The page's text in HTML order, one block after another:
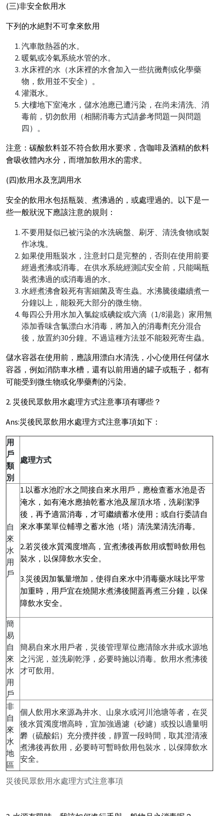
(三)非安全飲用水
下列的水絕對不可拿來飲用
汽車散熱器的水。
暖氣或冷氣系統水管的水。
水床裡的水（水床裡的水會加入一些抗黴劑或化學藥
物，飲用並不安全）。
灌溉水。
大樓地下室淹水，儲水池應已遭污染，在尚未清洗、消
毒前，切勿飲用（相關消毒方式請參考問題一與問題
四）。
注意：碳酸飲料並不符合飲用水要求，含咖啡及酒精的飲料
會吸收體內水分，而增加飲用水的需求。
(四)飲用水及烹調用水
安全的飲用水包括瓶裝、煮沸過的，或處理過的。以下是一
些一般狀況下應該注意的規則：
不要用疑似已被污染的水洗碗盤、刷牙、清洗食物或製
作冰塊。
如果使用瓶裝水，注意封口是完整的，否則在使用前要
經過煮沸或消毒。在供水系統經測試安全前，只能喝瓶
裝煮沸過的或消毒過的水。
水經煮沸會殺死有害細菌及寄生蟲。水沸騰後繼續煮一
分鐘以上，能殺死大部分的微生物。
每四公升用水加入氯錠或碘錠或六滴（1/8湯匙）家用無
添加香味含氯漂白水消毒，將加入的消毒劑充分混合
後，放置約30分鐘。不過這種方法並不能殺死寄生蟲。
儲水容器在使用前，應該用漂白水清洗，小心使用任何儲水
容器，例如消防車水槽，還有以前用過的罐子或瓶子，都有
可能受到微生物或化學藥劑的污染。
2. 災後民眾飲用水處理方式注意事項有哪些？
Ans:災後民眾飲用水處理方式注意事項如下：
災後民眾飲用水處理方式注意事項
用
戶
類
別
處理方式
自
來
水
用
戶
1.以蓄水池貯水之間接自來水用戶，應檢查蓄水池是否
淹水，如有淹水應抽乾蓄水池及屋頂水塔，洗刷潔淨
後，再予適當消毒，才可繼續蓄水使用；或自行委請自
來水事業單位輔導之蓄水池（塔）清洗業清洗消毒。
2.若災後水質濁度增高，宜煮沸後再飲用或暫時飲用包
裝水，以保障飲水安全。
3.災後因加氯量增加，使得自來水中消毒藥水味比平常
加重時，用戶宜在燒開水煮沸後開蓋再煮三分鐘，以保
障飲水安全。
簡
易
自
來
水
用
戶
簡易自來水用戶者，災後管理單位應清除水井或水源地
之污泥，並洗刷乾淨，必要時施以消毒。飲用水煮沸後
才可飲用。
非
自
來
水
地
區
個人飲用水來源為井水、山泉水或河川池塘等者，在災
後水質濁度增高時，宜加強過濾（砂濾）或投以適量明
礬（硫酸鋁）充分攪拌後，靜置一段時間，取其澄清液
煮沸後再飲用，必要時可暫時飲用包裝水，以保障飲水
安全。